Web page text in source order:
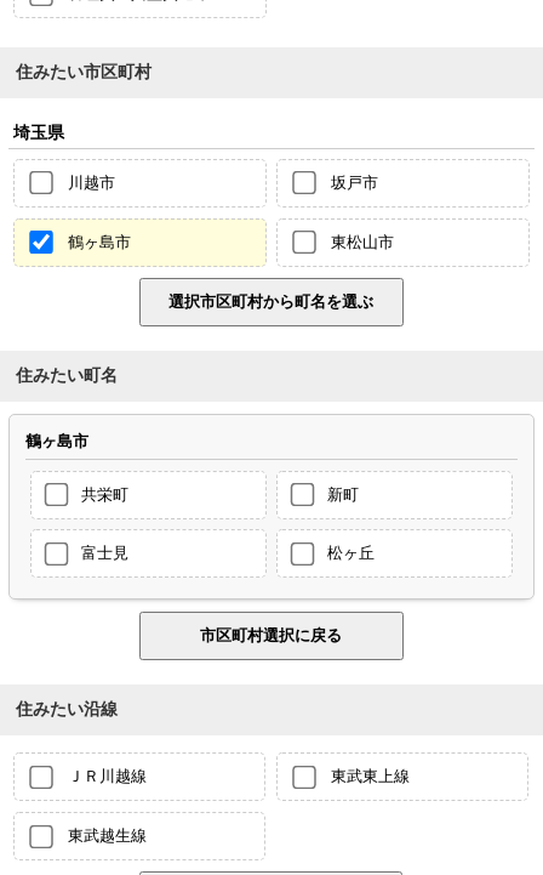
住みたい市区町村
埼玉県
川越市 坂戸市
鶴ヶ島市 東松山市
住みたい町名
鶴ヶ島市
共栄町 新町
富士見 松ヶ丘
住みたい沿線
ＪＲ川越線 東武東上線
東武越生線